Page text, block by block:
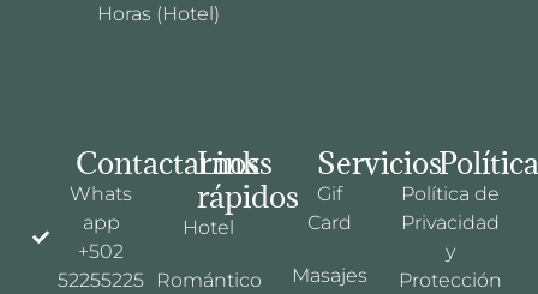
Horas (Hotel)
Contactarnos
Whats
app
+502
52255225
Links
rápidos
Hotel
Romántico
Servicios
Gif
Card
Masajes
Política de
Privacidad
y
Protección